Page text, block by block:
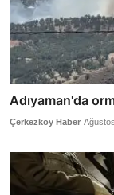
Adıyaman'da
Çerkezköy Haber